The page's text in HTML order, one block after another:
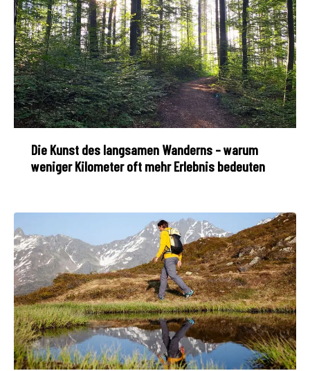
Die Kunst des langsamen Wanderns – warum
weniger Kilometer oft mehr Erlebnis bedeuten